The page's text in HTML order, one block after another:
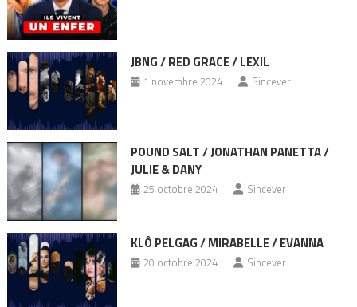
JBNG / RED GRACE / LEXIL
1 novembre 2024 Sincever
POUND SALT / JONATHAN PANETTA /
JULIE & DANY
25 octobre 2024 Sincever
KLÔ PELGAG / MIRABELLE / EVANNA
20 octobre 2024 Sincever